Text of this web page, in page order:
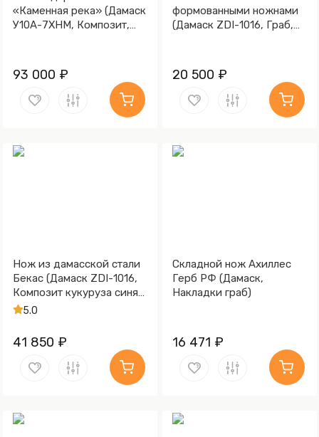
«Каменная река» (Дамаск
У10А-7ХНМ, Композит,
93 000 ₽
формованными ножнами
(Дамаск ZDI-1016, Граб,
20 500 ₽
Нож из дамасской стали
Бекас (Дамаск ZDI-1016,
Композит кукуруза синяя,
ZlaTi)
5.0
41 850 ₽
Складной нож Ахиллес
Герб РФ (Дамаск,
Накладки граб)
16 471 ₽